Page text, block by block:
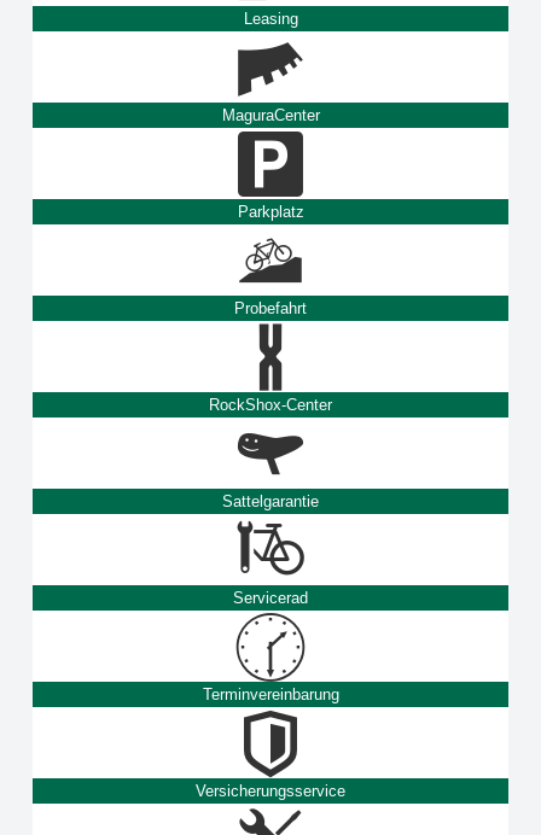
Leasing
MaguraCenter
Parkplatz
Probefahrt
RockShox-Center
Sattelgarantie
Servicerad
Terminvereinbarung
Versicherungsservice